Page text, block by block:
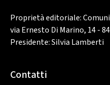
Proprietà editoriale:
via Ernesto Di Marino, 14 -
Presidente: Silvia Lamberti
Contatti